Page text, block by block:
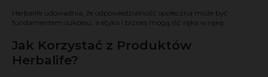
Herbalife udowadnia, że odpowiedzialność społeczna może być
fundamentem sukcesu, a etyka i biznes mogą iść ręka w rękę.
Jak Korzystać z Produktów
Herbalife?